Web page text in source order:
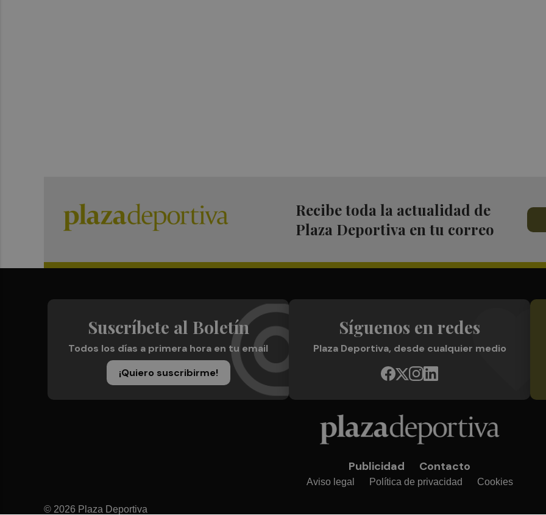
Recibe toda la actualidad de
Plaza Deportiva en tu correo
Suscríbete al Boletín
Todos los días a primera hora en tu email
¡Quiero suscribirme!
Síguenos en redes
Plaza Deportiva, desde cualquier medio
Publicidad Contacto
Aviso legal Política de privacidad Cookies
© 2026 Plaza Deportiva